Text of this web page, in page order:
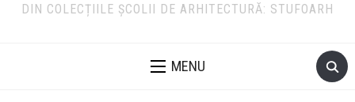
DIN COLECȚIILE ȘCOLII DE ARHITECTURĂ: STUFOARH
MENU